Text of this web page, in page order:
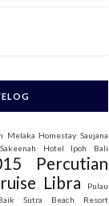
Melaka Homestay Saujana
Hotel Ipoh Bali
Percutian
Libra
Pulau
Sutra Beach Resort